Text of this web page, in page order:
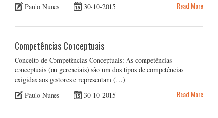
Paulo Nunes
30-10-2015 Read More
Competências Conceptuais
Conceito de Competências Conceptuais: As competências
conceptuais (ou gerenciais) são um dos tipos de competências
exigidas aos gestores e representam (…)
Paulo Nunes
30-10-2015 Read More